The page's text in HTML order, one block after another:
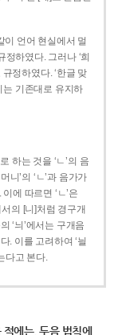
이 언어 현실에서 멀
정하였다. 그러나 ‘희
규정하였다. ‘한글 맞
는 기존대로 유지하
하는 것을 ‘ㄴ’의 음
니’의 ‘ㄴ’과 음가가
에 따르면 ‘ㄴ’은
서의 [니]처럼 경구개
‘늬’에서는 구개음
. 이를 고려하여 ‘늴
다고 본다.
에는, 두음 법칙에